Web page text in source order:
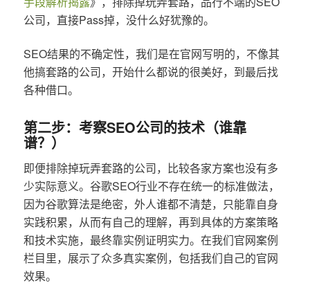
公司，直接Pass掉，没什么好犹豫的。
SEO结果的不确定性，我们是在官网写明的，不像其
他搞套路的公司，开始什么都说的很美好，到最后找
各种借口。
第二步：考察SEO公司的技术（谁靠
谱？）
即便排除掉玩弄套路的公司，比较各家方案也没有多
少实际意义。谷歌SEO行业不存在统一的标准做法，
因为谷歌算法是绝密，外人谁都不清楚，只能靠自身
实践积累，从而有自己的理解，再到具体的方案策略
和技术实施，最终靠实例证明实力。在我们官网案例
栏目里，展示了众多真实案例，包括我们自己的官网
效果。